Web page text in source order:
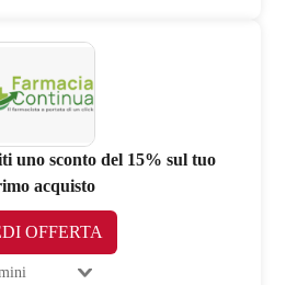
uno sconto del 15% sul tuo
acquisto
OFFERTA